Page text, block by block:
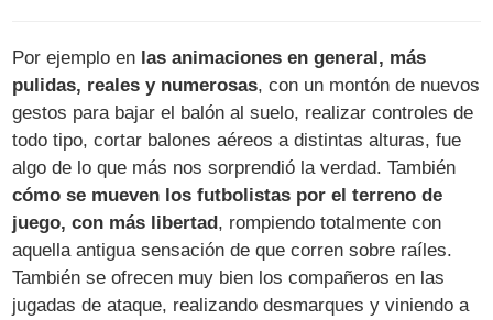
Por ejemplo en las animaciones en general, más
pulidas, reales y numerosas, con un montón de nuevos
gestos para bajar el balón al suelo, realizar controles de
todo tipo, cortar balones aéreos a distintas alturas, fue
algo de lo que más nos sorprendió la verdad. También
cómo se mueven los futbolistas por el terreno de
juego, con más libertad, rompiendo totalmente con
aquella antigua sensación de que corren sobre raíles.
También se ofrecen muy bien los compañeros en las
jugadas de ataque, realizando desmarques y viniendo a